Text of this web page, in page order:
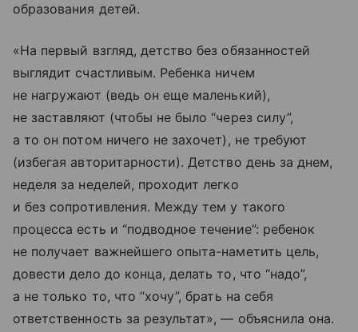
образования детей.
«На первый взгляд, детство без обязанностей
выглядит счастливым. Ребенка ничем
не нагружают (ведь он еще маленький),
не заставляют (чтобы не было “через силу”,
а то он потом ничего не захочет), не требуют
(избегая авторитарности). Детство день за днем,
неделя за неделей, проходит легко
и без сопротивления. Между тем у такого
процесса есть и “подводное течение”: ребенок
не получает важнейшего опыта-наметить цель,
довести дело до конца, делать то, что “надо”,
а не только то, что “хочу”, брать на себя
ответственность за результат», — объяснила она.